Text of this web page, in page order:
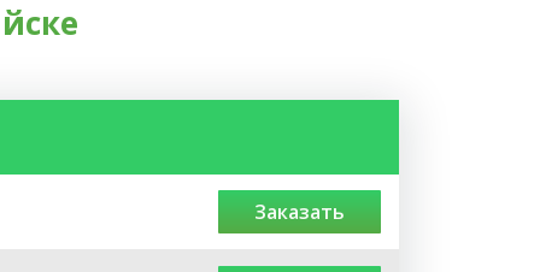
заказать